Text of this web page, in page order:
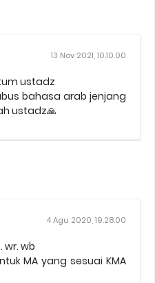
13 Nov 2021, 10.10.00
ustadz
bahasa arab jenjang
ustadz🙏
4 Agu 2020, 19.28.00
wr. wb
MA yang sesuai KMA